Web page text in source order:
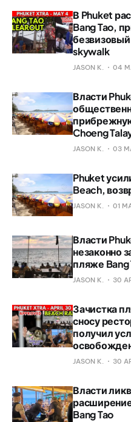
В Phuket
Bang Tao,
skywalk
JASON K. 04
Власти
Choeng
JASON K. 03
Phuket
Beach,
JASON K. 01
Власти
незаконно
пляже Bang
JASON K. 30
Зачистка
сносу
получил
JASON K. 30
Власти
Bang Tao